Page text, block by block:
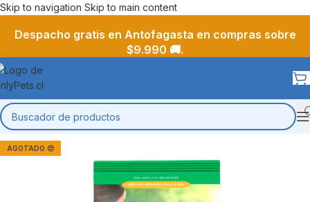
Skip to navigation Skip to main content
Despacho gratis en Antofagasta en compras sobre
$9.990 🚚.
AGOTADO 😔